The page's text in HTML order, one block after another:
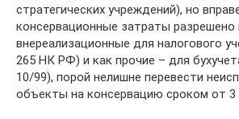
стратегических учреждений), но
консервационные затраты разрешено
внереализационные для налогового
265 НК РФ) и как прочие – для
10/99), порой нелишне перевести
объекты на консервацию сроком от 3